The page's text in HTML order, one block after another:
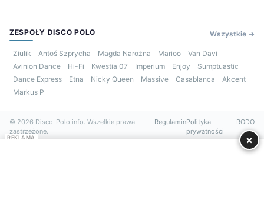
ZESPOŁY DISCO POLO Wszystkie →
Ziulik Antoś Szprycha Magda Narożna Marioo
Van Davi
Avinion Dance
Hi-Fi Kwestia 07 Imperium Enjoy
Sumptuastic
Dance Express
Etna Nicky Queen Massive Casablanca
Akcent
Markus P
© 2026 Disco-Polo.info. Wszelkie prawa
zastrzeżone.
RegulaminPolityka
prywatności
RODO
REKLAMA ×